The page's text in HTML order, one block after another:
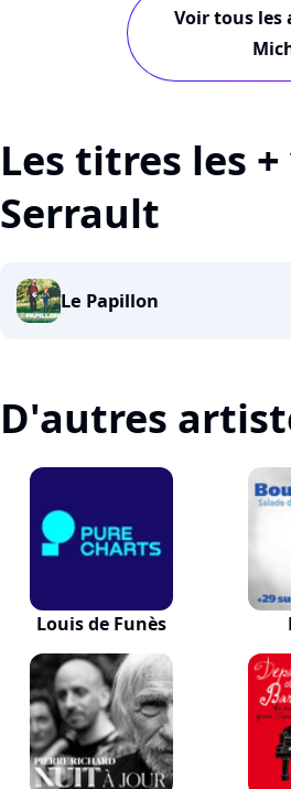
Voir tous les
Les titres les
Serrault
Le Papillon
D'autres
Louis de Funès